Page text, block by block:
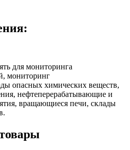
для мониторинга
мониторинг
опасных химических веществ,
нефтеперерабатывающие и
вращающиеся печи, склады